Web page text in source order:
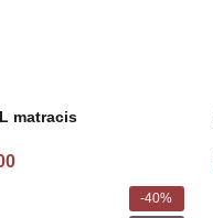
matracis
-40%